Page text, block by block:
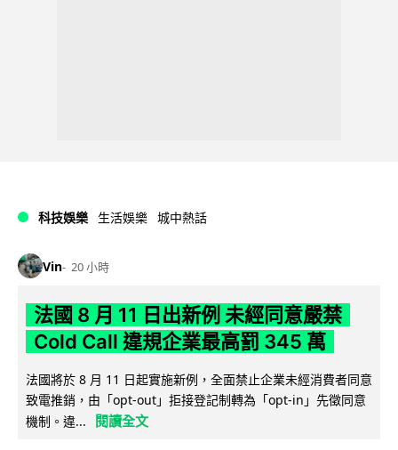
科技娛樂 生活娛樂 城中熱話
Vin 20 小時
法國 8 月 11 日出新例 未經同意嚴禁
Cold Call 違規企業最高罰 345 萬
法國將於 8 月 11 日起實施新例，全面禁止企業未經消費者同意
致電推銷，由「opt-out」拒接登記制轉為「opt-in」先徵同意
機制。違...
閱讀全文